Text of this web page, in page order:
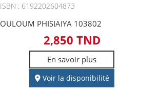
ISBN : 6192202604873
OULOUM PHISIAIYA 103802
2,850 TND
En savoir plus
Voir la disponibilité